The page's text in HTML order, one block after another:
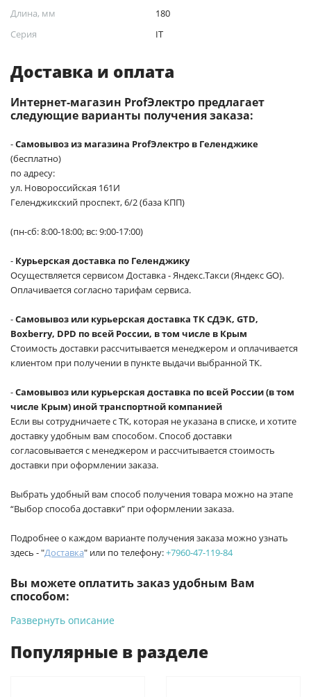
Длина, мм
180
Серия
IT
Доставка и оплата
Интернет-магазин ProfЭлектро предлагает
следующие варианты получения заказа:
-Самовывоз из магазина ProfЭлектро в Геленджике
(бесплатно)
по адресу:
ул. Новороссийская 161И
Геленджикский проспект, 6/2 (база КПП)
(пн-сб: 8:00-18:00; вс: 9:00-17:00)
- Курьерская доставка по Геленджику
Осуществляется сервисом Доставка - Яндекс.Такси (Яндекс GO).
Оплачивается согласно тарифам сервиса.
-Самовывоз или курьерская доставка ТК СДЭК, GTD,
Boxberry, DPD по всей России, в том числе в Крым
Стоимость доставки рассчитывается менеджером и оплачивается
клиентом при получении в пункте выдачи выбранной ТК.
-Самовывоз или курьерская доставка по всей России (в том
числе Крым) иной транспортной компанией
Если вы сотрудничаете с ТК, которая не указана в списке, и хотите
доставку удобным вам способом. Способ доставки
согласовывается с менеджером и рассчитывается стоимость
доставки при оформлении заказа.
Выбрать удобный вам способ получения товара можно на этапе
“Выбор способа доставки” при оформлении заказа.
Подробнее о каждом варианте получения заказа можно узнать
здесь - "Доставка" или по телефону:+7960-47-119-84
Вы можете оплатить заказ удобным Вам
способом:
-Банковской картой на сайте ProffЭлектро. Данный вид
Развернуть описание
Популярные в разделе